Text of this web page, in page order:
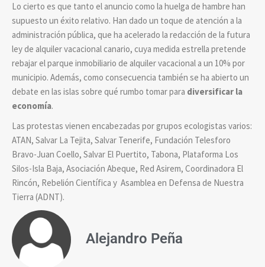
Lo cierto es que tanto el anuncio como la huelga de hambre han
supuesto un éxito relativo. Han dado un toque de atención a la
administración pública, que ha acelerado la redacción de la futura
ley de alquiler vacacional canario, cuya medida estrella pretende
rebajar el parque inmobiliario de alquiler vacacional a un 10% por
municipio. Además, como consecuencia también se ha abierto un
debate en las islas sobre qué rumbo tomar para diversificar la
economía.
Las protestas vienen encabezadas por grupos ecologistas varios:
ATAN, Salvar La Tejita, Salvar Tenerife, Fundación Telesforo
Bravo-Juan Coello, Salvar El Puertito, Tabona, Plataforma Los
Silos-Isla Baja, Asociación Abeque, Red Asirem, Coordinadora El
Rincón, Rebelión Científica y Asamblea en Defensa de Nuestra
Tierra (ADNT).
Alejandro Peña